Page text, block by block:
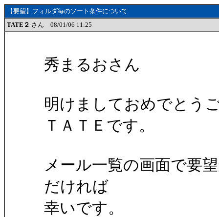
【要望】フォルダ毎のソート条件について
TATE２ さん 08/01/06 11:25
秀まるおさん
明けましておめでとう
ＴＡＴＥです。
メール一覧の画面で要
だければ
幸いです。